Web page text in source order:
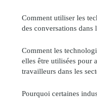
Comment utiliser les
des conversations dans
Comment les
elles être utilisées pour
travailleurs dans les
Pourquoi certaines